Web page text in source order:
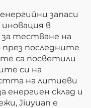
запаси
иновация в
тестване на
през последните
са посветили
си на
на литиеви
енергиен склад и
Jiuyuan е